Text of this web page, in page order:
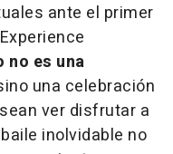
ante el primer
no es una
una celebración
ver disfrutar a
inolvidable no